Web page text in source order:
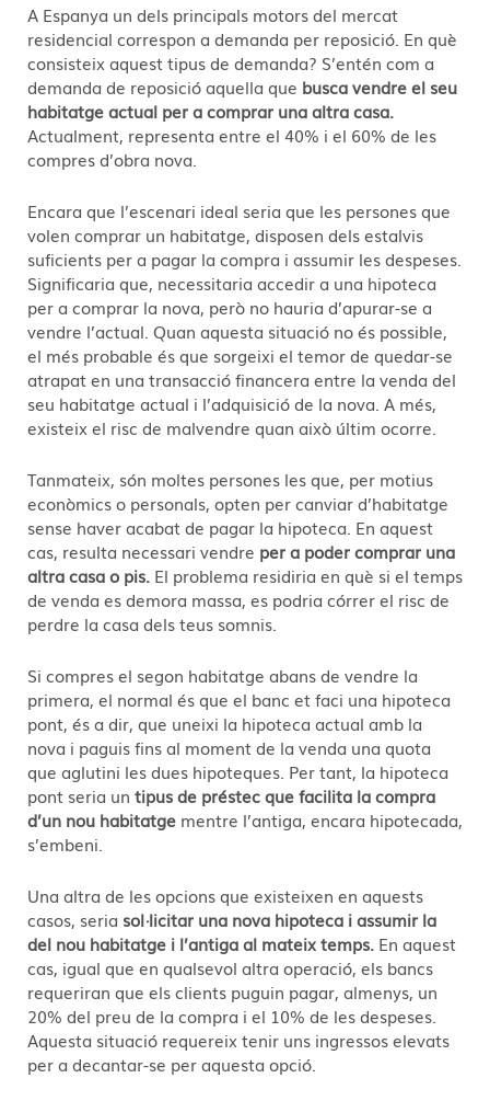
A Espanya un dels principals motors del mercat
residencial correspon a demanda per reposició. En què
consisteix aquest tipus de demanda? S’entén com a
demanda de reposició aquella que busca vendre el seu
habitatge actual per a comprar una altra casa.
Actualment, representa entre el 40% i el 60% de les
compres d’obra nova.
Encara que l’escenari ideal seria que les persones que
volen comprar un habitatge, disposen dels estalvis
suficients per a pagar la compra i assumir les despeses.
Significaria que, necessitaria accedir a una hipoteca
per a comprar la nova, però no hauria d’apurar-se a
vendre l’actual. Quan aquesta situació no és possible,
el més probable és que sorgeixi el temor de quedar-se
atrapat en una transacció financera entre la venda del
seu habitatge actual i l’adquisició de la nova. A més,
existeix el risc de malvendre quan això últim ocorre.
Tanmateix, són moltes persones les que, per motius
econòmics o personals, opten per canviar d’habitatge
sense haver acabat de pagar la hipoteca. En aquest
cas, resulta necessari vendre per a poder comprar una
altra casa o pis. El problema residiria en què si el temps
de venda es demora massa, es podria córrer el risc de
perdre la casa dels teus somnis.
Si compres el segon habitatge abans de vendre la
primera, el normal és que el banc et faci una hipoteca
pont, és a dir, que uneixi la hipoteca actual amb la
nova i paguis fins al moment de la venda una quota
que aglutini les dues hipoteques. Per tant, la hipoteca
pont seria un tipus de préstec que facilita la compra
d’un nou habitatge mentre l’antiga, encara hipotecada,
s’embeni.
Una altra de les opcions que existeixen en aquests
casos, seria sol·licitar una nova hipoteca i assumir la
del nou habitatge i l’antiga al mateix temps. En aquest
cas, igual que en qualsevol altra operació, els bancs
requeriran que els clients puguin pagar, almenys, un
20% del preu de la compra i el 10% de les despeses.
Aquesta situació requereix tenir uns ingressos elevats
per a decantar-se per aquesta opció.